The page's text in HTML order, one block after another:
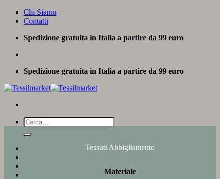
Salta
Chi Siamo
Contatti
Spedizione gratuita in Italia a partire da 99 euro
Spedizione gratuita in Italia a partire da 99 euro
Cerca:
Tessuti Abbigliamento
Materiale